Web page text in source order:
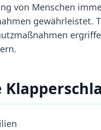
von Menschen
gewährleistet.